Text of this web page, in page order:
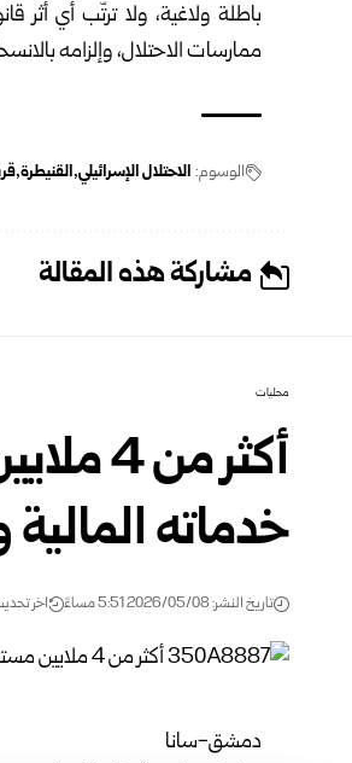
باطلة ولاغية، ولا ترتّب أي أثر
ممارسات الاحتلال، وإلزامه
الوسوم: الاحتلال الإسرائيلي القنيطرة
مشاركة هذه المقالة
محليات
أكثر
خدماته المالية
تاريخ النشر: 2026/05/08 5:51 مساءً اخر تحديث: 2026/05/08
دمشق-سانا